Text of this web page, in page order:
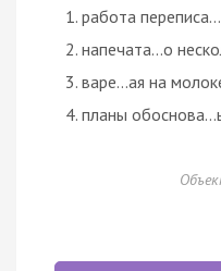
работа
напечата…о
варе…ая на
планы